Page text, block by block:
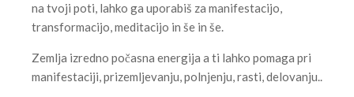
na tvoji poti, lahko ga uporabiš za manifestacijo,
transformacijo, meditacijo in še in še.
Zemlja izredno počasna energija a ti lahko pomaga pri
manifestaciji, prizemljevanju, polnjenju, rasti, delovanju..